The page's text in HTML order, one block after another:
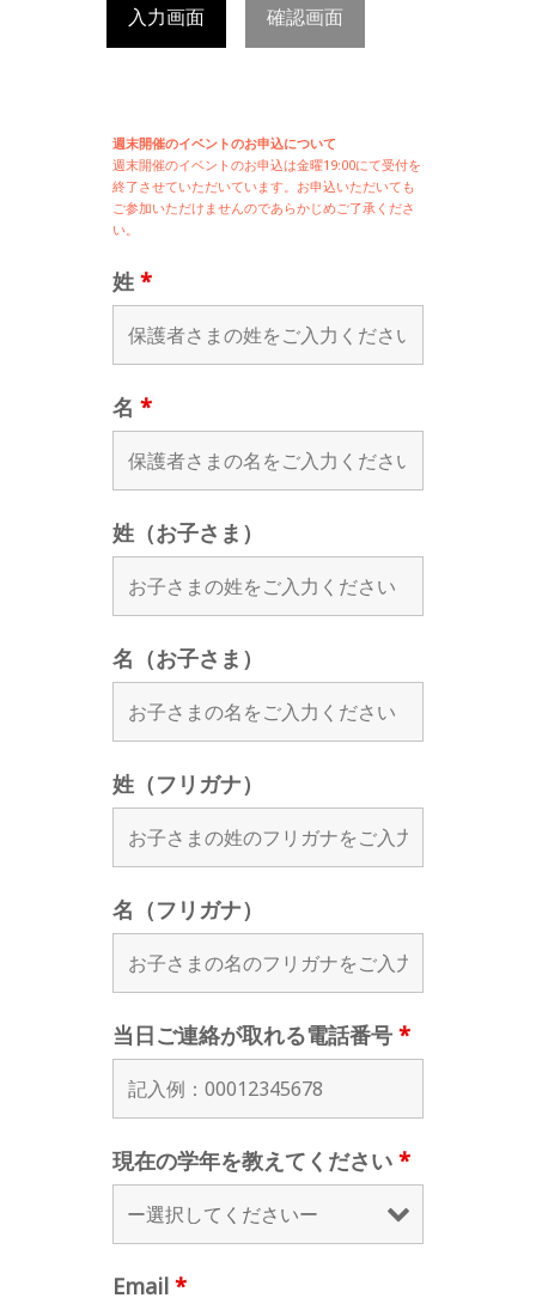
入力画面 確認画面
週末開催のイベントのお申込について
週末開催のイベントのお申込は金曜19:00にて受付を
終了させていただいています。お申込いただいても
ご参加いただけませんのであらかじめご了承くださ
い。
姓 *
名 *
姓（お子さま）
名（お子さま）
姓（フリガナ）
名（フリガナ）
当日ご連絡が取れる電話番号 *
現在の学年を教えてください *
Email *